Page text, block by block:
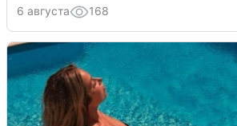
6 августа 168